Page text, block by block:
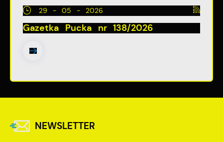
29 - 05 - 2026
Gazetka Pucka nr 138/2026
NEWSLETTER